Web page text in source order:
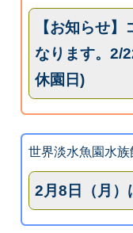
【お知らせ
なります。2/
休園日)
世界淡水魚園水
2月8日（月）